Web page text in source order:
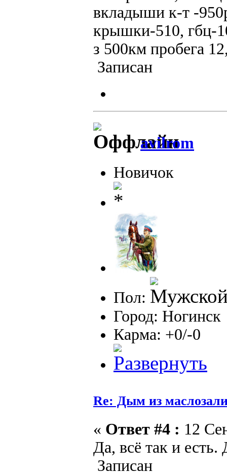
вкладыши к-т -
крышки-510, гбц-
з 500км пробега
Записан
avilrom
Новичок
Пол:
Город: Ногинск
Карма: +0/-0
Re: Дым из
« Ответ #4 : 12
Да, всё так и есть.
Записан